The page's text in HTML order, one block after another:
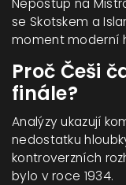
se Skotskem a
moment moderní
Proč Češi
finále?
Analýzy ukazují
nedostatku
kontroverzních
bylo v roce 1934.